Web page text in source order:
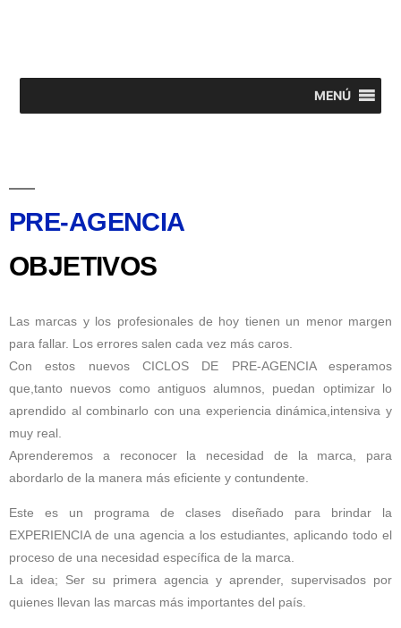
MENÚ
PRE-AGENCIA
OBJETIVOS
Las marcas y los profesionales de hoy tienen un menor margen
para fallar. Los errores salen cada vez más caros.
Con estos nuevos CICLOS DE PRE-AGENCIA esperamos
que,tanto nuevos como antiguos alumnos, puedan optimizar lo
aprendido al combinarlo con una experiencia dinámica,intensiva y
muy real.
Aprenderemos a reconocer la necesidad de la marca, para
abordarlo de la manera más eficiente y contundente.
Este es un programa de clases diseñado para brindar la
EXPERIENCIA de una agencia a los estudiantes, aplicando todo el
proceso de una necesidad específica de la marca.
La idea; Ser su primera agencia y aprender, supervisados por
quienes llevan las marcas más importantes del país.